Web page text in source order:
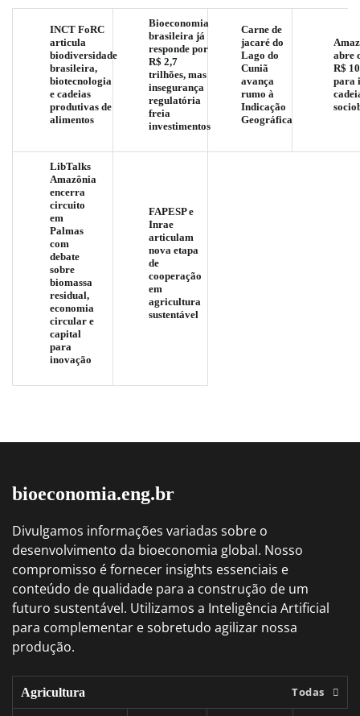
INCT FoRC
articula
biodiversidade
brasileira,
biotecnologia
e cadeias
produtivas de
alimentos
Bioeconomia
brasileira já
responde por
R$ 2,7
trilhões, mas
insegurança
regulatória
freia
investimentos
Carne de
jacaré do
Lago do
Cuniã
avança
rumo à
Indicação
Geográfica
abre
R$
para
LibTalks
Amazônia
encerra
circuito
em
Palmas
com
debate
sobre
biomassa
residual,
economia
circular e
capital
para
inovação
FAPESP e
Inrae
articulam
nova etapa
de
cooperação
em
agricultura
sustentável
bioeconomia.eng.br
Divulgamos informações variadas sobre o
desenvolvimento da bioeconomia global. Nosso
compromisso é fornecer insights essenciais e
conteúdo de qualidade para a construção de um
futuro sustentável. Utilizamos a Inteligência Artificial
para complementar e sobretudo agilizar nossa
produção.
Agricultura Todas